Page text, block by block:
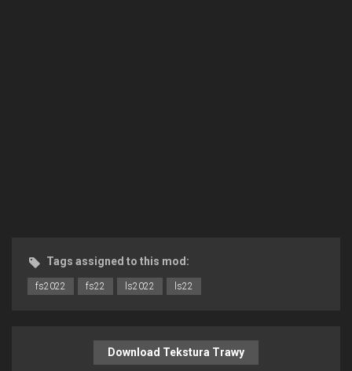
Tags assigned to this mod:
fs2022 fs22 ls2022 ls22
Download Tekstura Trawy